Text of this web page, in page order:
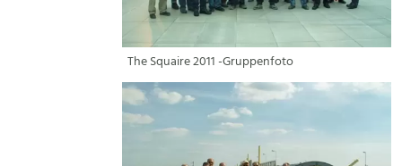
The Squaire 2011 -Gruppenfoto